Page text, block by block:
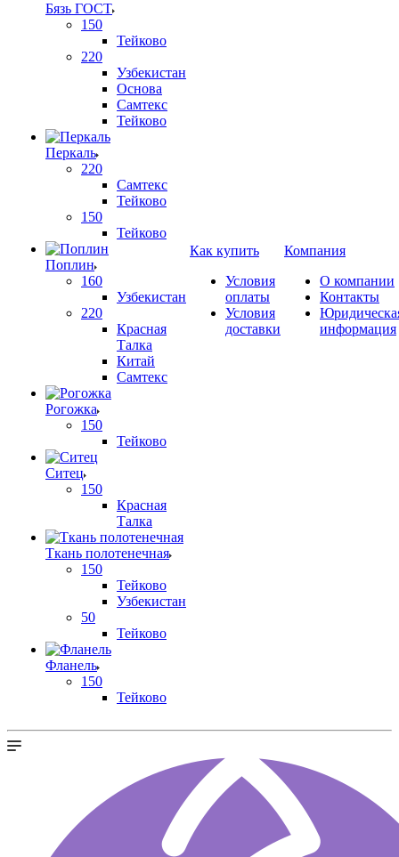
Бязь ГОСТ
150
Тейково
220
Узбекистан
Основа
Самтекс
Тейково
Перкаль
220
Самтекс
Тейково
150
Тейково
Поплин
160
Узбекистан
220
Красная
Талка
Китай
Самтекс
Рогожка
150
Тейково
Ситец
150
Красная
Талка
Ткань полотенечная
150
Тейково
Узбекистан
50
Тейково
Фланель
150
Тейково
Как купить
Условия
оплаты
Условия
доставки
Компания
О компании
Контакты
информация